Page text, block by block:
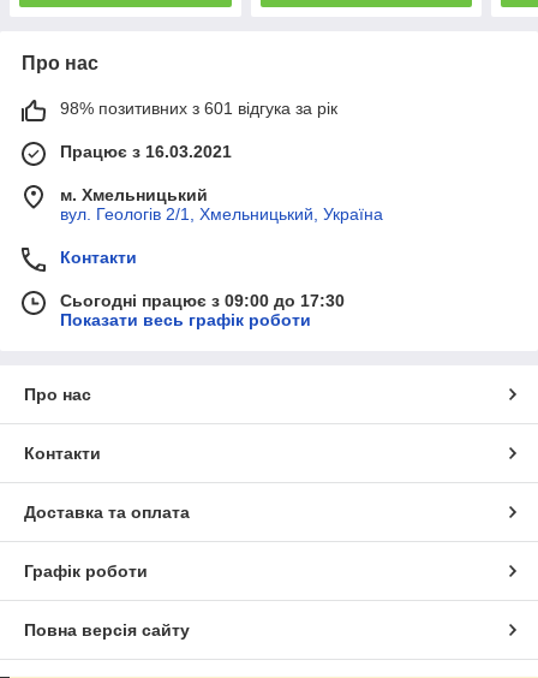
Про нас
98% позитивних з 601 відгука за рік
Працює з 16.03.2021
м. Хмельницький
вул. Геологів 2/1, Хмельницький, Україна
Контакти
Сьогодні працює з 09:00 до 17:30
Показати весь графік роботи
Про нас
Контакти
Доставка та оплата
Графік роботи
Повна версія сайту